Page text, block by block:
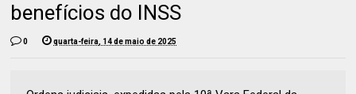
benefícios do INSS
0 quarta-feira, 14 de maio de 2025